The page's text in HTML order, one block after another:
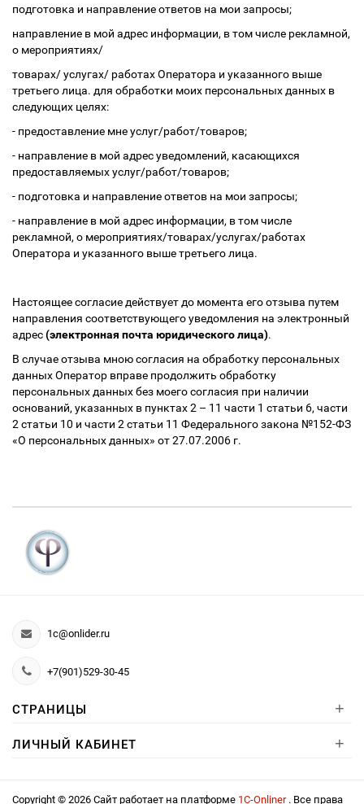
подготовка и направление ответов на мои запросы;
направление в мой адрес информации, в том числе рекламной,
о мероприятиях/
товарах/ услугах/ работах Оператора и указанного выше
третьего лица. для обработки моих персональных данных в
следующих целях:
- предоставление мне услуг/работ/товаров;
- направление в мой адрес уведомлений, касающихся
предоставляемых услуг/работ/товаров;
- подготовка и направление ответов на мои запросы;
- направление в мой адрес информации, в том числе
рекламной, о мероприятиях/товарах/услугах/работах
Оператора и указанного выше третьего лица.
Настоящее согласие действует до момента его отзыва путем
направления соответствующего уведомления на электронный
адрес(электронная почта юридического лица).
В случае отзыва мною согласия на обработку персональных
данных Оператор вправе продолжить обработку
персональных данных без моего согласия при наличии
оснований, указанных в пунктах 2 – 11 части 1 статьи 6, части
2 статьи 10 и части 2 статьи 11 Федерального закона №152-ФЗ
«О персональных данных» от 27.07.2006 г.
1c@onlider.ru
+7(901)529-30-45
СТРАНИЦЫ +
ЛИЧНЫЙ КАБИНЕТ +
Copyright © 2026 Сайт работает на платформе 1С-Onliner . Все права